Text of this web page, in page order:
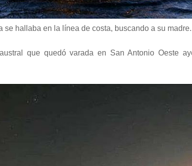
se hallaba en la línea de costa, buscando a su madre.
que quedó varada en San Antonio Oeste